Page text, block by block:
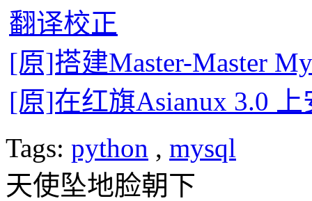
翻译校正
[原]搭建Master-Master
[原]在红旗Asianux 3.0 上
Tags: python , mysql
天使坠地脸朝下